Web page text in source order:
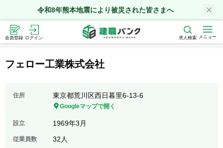
令和8年熊本地震により被災された皆さまへ
会員登録 ログイン 求人検索 メニュー
フェロー工業株式会社
住所 東京都荒川区西日暮里6-13-6
Googleマップで開く
設立 1969年3月
従業員数 32人